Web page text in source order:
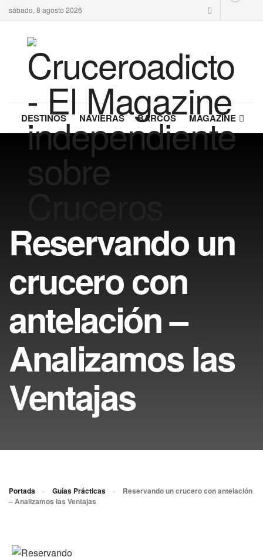
sábado, 8 agosto 2026
DESTINOS NAVIERAS BARCOS MAGAZINE
Reservando un
crucero con
antelación –
Analizamos las
Ventajas
Portada » Guías Prácticas »
Reservando un crucero con antelación
– Analizamos las Ventajas